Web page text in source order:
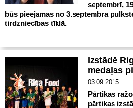
septembrī,
būs pieejamas no 3.septembra
tirdzniecības tīklā.
Izstādē
medaļas
03.09.2015.
Pārtikas
pārtikas